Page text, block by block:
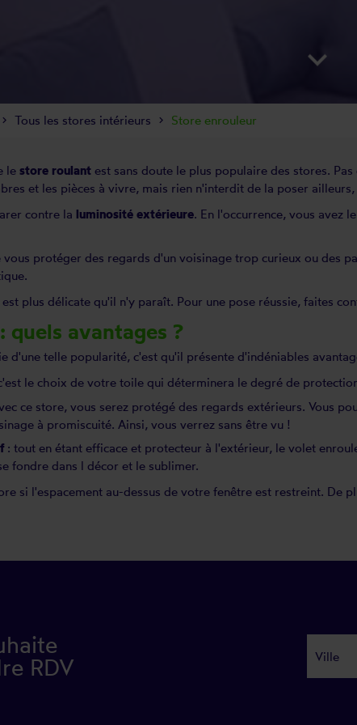
keyboard_arrow_down
le store roulant est sans doute le plus populaire des stores.
et les pièces à vivre, mais rien n'interdit de la poser
contre la luminosité extérieure. En l'occurrence, vous avez
protéger des regards d'un voisinage trop curieux ou des
plus délicate qu'il n'y paraît. Pour une pose réussie, faites
quels avantages ?
d'une telle popularité, c'est qu'il présente d'indéniables
le choix de votre toile qui déterminera le degré de
ce store, vous serez protégé des regards extérieurs. Vous
à promiscuité. Ainsi, vous verrez sans être vu !
: tout en étant efficace et protecteur à l'extérieur, le volet
fondre dans l décor et le sublimer.
si l'espacement au-dessus de votre fenêtre est restreint. De
RDV
Tous les stores intérieurs Store enrouleur